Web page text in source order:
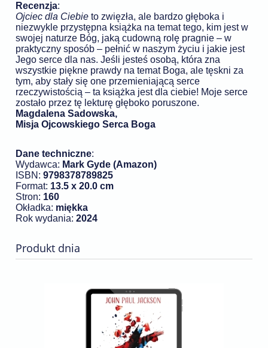
Recenzja:
Ojciec dla Ciebie to zwięzła, ale bardzo głęboka i
niezwykle przystępna książka na temat tego, kim jest w
swojej naturze Bóg, jaką cudowną rolę pragnie – w
praktyczny sposób – pełnić w naszym życiu i jakie jest
Jego serce dla nas. Jeśli jesteś osobą, która zna
wszystkie piękne prawdy na temat Boga, ale tęskni za
tym, aby stały się one przemieniającą serce
rzeczywistością – ta książka jest dla ciebie! Moje serce
zostało przez tę lekturę głęboko poruszone.
Magdalena Sadowska,
Misja Ojcowskiego Serca Boga
Dane techniczne:
Wydawca: Mark Gyde (Amazon)
ISBN: 9798378789825
Format: 13.5 x 20.0 cm
Stron: 160
Okładka: miękka
Rok wydania: 2024
Produkt dnia